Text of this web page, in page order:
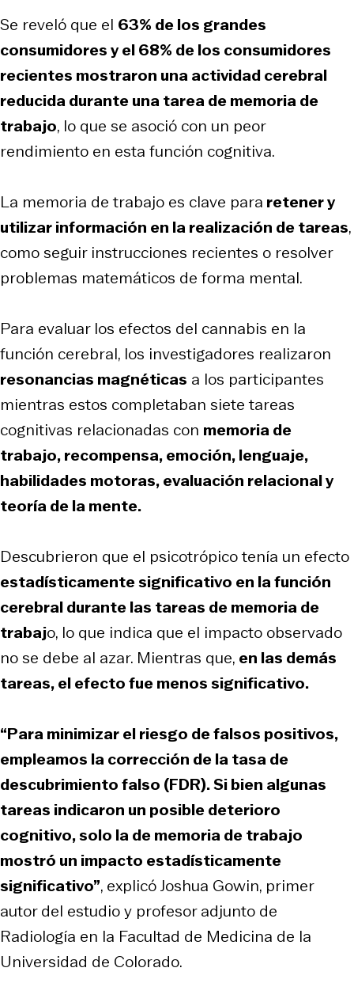
Se reveló que el 63% de los grandes
consumidores y el 68% de los consumidores
recientes mostraron una actividad cerebral
reducida durante una tarea de memoria de
trabajo, lo que se asoció con un peor
rendimiento en esta función cognitiva.
La memoria de trabajo es clave para retener y
utilizar información en la realización de tareas,
como seguir instrucciones recientes o resolver
problemas matemáticos de forma mental.
Para evaluar los efectos del cannabis en la
función cerebral, los investigadores realizaron
resonancias magnéticas a los participantes
mientras estos completaban siete tareas
cognitivas relacionadas con memoria de
trabajo, recompensa, emoción, lenguaje,
habilidades motoras, evaluación relacional y
teoría de la mente.
Descubrieron que el psicotrópico tenía un efecto
estadísticamente significativo en la función
cerebral durante las tareas de memoria de
trabajo, lo que indica que el impacto observado
no se debe al azar. Mientras que, en las demás
tareas, el efecto fue menos significativo.
“Para minimizar el riesgo de falsos positivos,
empleamos la corrección de la tasa de
descubrimiento falso (FDR). Si bien algunas
tareas indicaron un posible deterioro
cognitivo, solo la de memoria de trabajo
mostró un impacto estadísticamente
significativo”, explicó Joshua Gowin, primer
autor del estudio y profesor adjunto de
Radiología en la Facultad de Medicina de la
Universidad de Colorado.